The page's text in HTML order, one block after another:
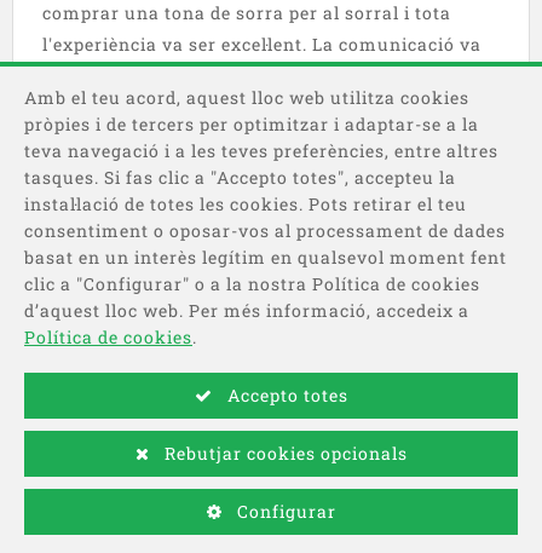
comprar una tona de sorra per al sorral i tota
l'experiència va ser excel·lent. La comunicació va
va arribar exactament a l'hora acordada,
directament a la porta, i el servei va ser
comodíssim.
Emma 24/01/2026
Descobreix-nos!
Amb el teu acord, aquest lloc web utilitza cookies
pròpies i de tercers per optimitzar i adaptar-se a la
teva navegació i a les teves preferències, entre altres
tasques. Si fas clic a "Accepto totes", accepteu la
instal·lació de totes les cookies. Pots retirar el teu
consentiment o oposar-vos al processament de dades
basat en un interès legítim en qualsevol moment fent
clic a "Configurar" o a la nostra Política de cookies
d’aquest lloc web. Per més informació, accedeix a
Política de cookies.
Accepto totes
Rebutjar cookies opcionals
Configurar